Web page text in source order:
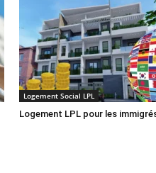
Logement Social LPL
Logement LPL pour les